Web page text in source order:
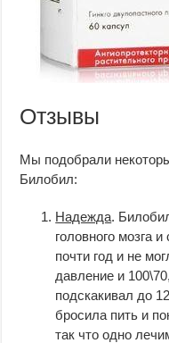
Отзывы
Мы подобрали
Билобил:
Надежда.
головного мозга
почти год и не
давление и
подскакивал до
бросила пить и
так что одно